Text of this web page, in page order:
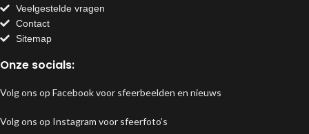
Veelgestelde vragen
Contact
Sitemap
Onze socials:
Volg ons op Facebook voor sfeerbeelden en nieuws
Volg ons op Instagram voor sfeerfoto’s